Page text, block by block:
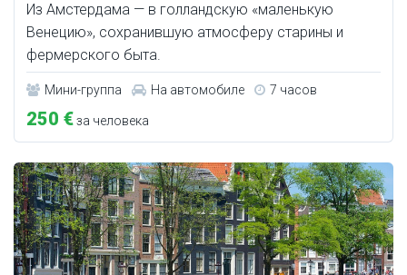
Из Амстердама — в голландскую «маленькую
Венецию», сохранившую атмосферу старины и
фермерского быта.
Мини-группа На автомобиле 7 часов
250 €за человека